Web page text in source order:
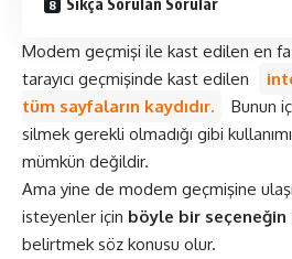
Sıkça Sorulan Sorular
Modem geçmişi ile kast edilen en
tarayıcı geçmişinde kast edilen
tüm sayfaların kaydıdır.
Bunun
silmek gerekli olmadığı gibi
mümkün değildir.
Ama yine de modem geçmişine
isteyenler için böyle bir
belirtmek söz konusu olur.